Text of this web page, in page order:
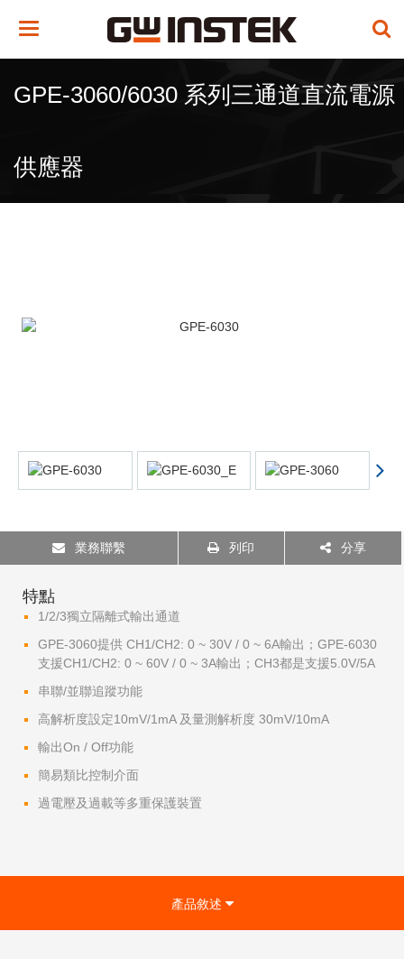
Toggle
GPE-3060/6030 系列三通道直流電源
供應器
業務聯繫 列印 分享
特點
1/2/3獨立隔離式輸出通道
GPE-3060提供 CH1/CH2: 0 ~ 30V / 0 ~ 6A輸出；GPE-6030
支援CH1/CH2: 0 ~ 60V / 0 ~ 3A輸出；CH3都是支援5.0V/5A
串聯/並聯追蹤功能
高解析度設定10mV/1mA 及量測解析度 30mV/10mA
輸出On / Off功能
簡易類比控制介面
過電壓及過載等多重保護裝置
產品敘述